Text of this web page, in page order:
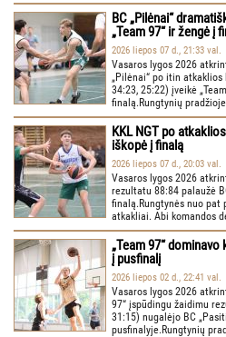
BC „Pilėnai“
„Team 97“ ir žengė į
2026 liepos 07 d., 21:33 val.
Vasaros lygos 2026
„Pilėnai“ po itin
34:23, 25:22) įveikė
finalą.Rungtynių
KKL NGT po
iškopė į finalą
2026 liepos 07 d., 20:03 val.
Vasaros lygos 2026
rezultatu 88:84 palaužė
finalą.Rungtynės nuo
atkakliai. Abi komandos
„Team 97“
į pusfinalį
2026 liepos 02 d., 22:41 val.
Vasaros lygos 2026
97“ įspūdingu žaidimu
31:15) nugalėjo BC
pusfinalyje.Rungtynių